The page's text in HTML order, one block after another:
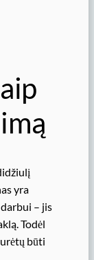
yra
– jis
Todėl
būti